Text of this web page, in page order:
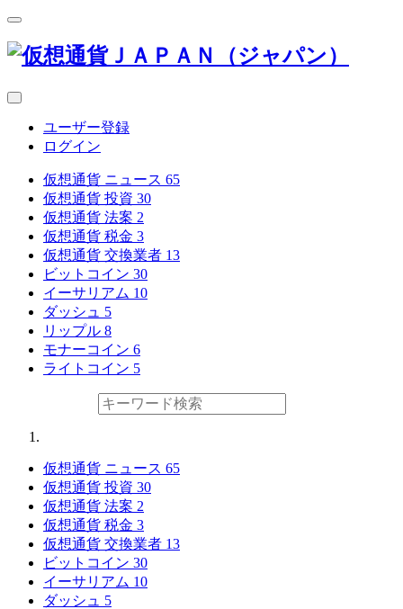
ユーザー登録
ログイン
仮想通貨 ニュース 65
仮想通貨 投資 30
仮想通貨 法案 2
仮想通貨 税金 3
仮想通貨 交換業者 13
ビットコイン 30
イーサリアム 10
ダッシュ 5
リップル 8
モナーコイン 6
ライトコイン 5
仮想通貨 ニュース 65
仮想通貨 投資 30
仮想通貨 法案 2
仮想通貨 税金 3
仮想通貨 交換業者 13
ビットコイン 30
イーサリアム 10
ダッシュ 5